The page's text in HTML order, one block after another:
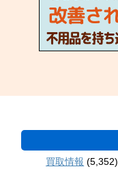
買取情報 (5,352)